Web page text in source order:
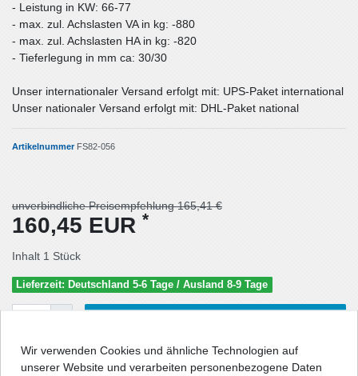
- Leistung in KW: 66-77
- max. zul. Achslasten VA in kg: -880
- max. zul. Achslasten HA in kg: -820
- Tieferlegung in mm ca: 30/30
Unser internationaler Versand erfolgt mit: UPS-Paket international
Unser nationaler Versand erfolgt mit: DHL-Paket national
Artikelnummer FS82-056
unverbindliche Preisempfehlung 165,41 €
160,45 EUR *
Inhalt 1 Stück
Lieferzeit: Deutschland 5-6 Tage / Ausland 8-9 Tage
Wir verwenden Cookies und ähnliche Technologien auf
unserer Website und verarbeiten personenbezogene Daten